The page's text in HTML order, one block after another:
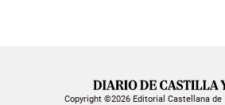
Copyright ©2026 Editorial Castellana de